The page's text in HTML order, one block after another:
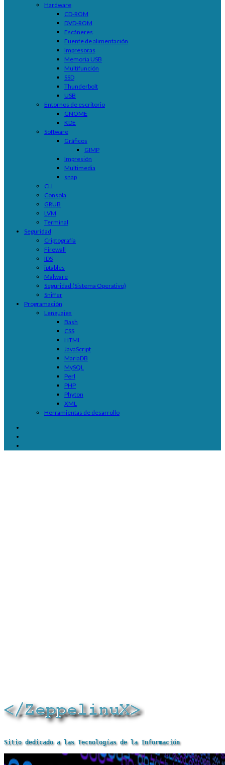
Hardware
CD-ROM
DVD-ROM
Escáneres
Fuente de alimentación
Impresoras
Memoria USB
Multifunción
SSD
Thunderbolt
USB
Entornos de escritorio
GNOME
KDE
Software
Gráficos
GIMP
Impresión
Multimedia
snap
CLI
Consola
GRUB
LVM
Terminal
Seguridad
Criptografía
Firewall
IDS
iptables
Malware
Seguridad (Sistema Operativo)
Sniffer
Programación
Lenguajes
Bash
CSS
HTML
JavaScript
MariaDB
MySQL
Perl
PHP
Phyton
XML
Herramientas de desarrollo
Sitio dedicado a las Tecnologías de la Información